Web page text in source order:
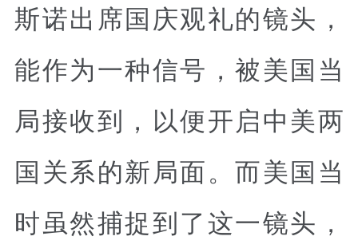
斯诺出席国庆观礼的镜头，
能作为一种信号，被美国当
局接收到，以便开启中美两
国关系的新局面。而美国当
时虽然捕捉到了这一镜头，